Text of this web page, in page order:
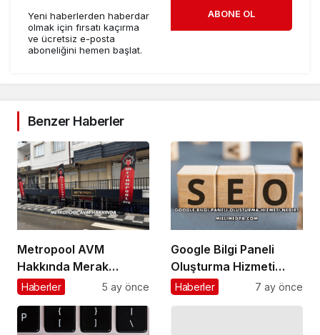
Yeni haberlerden haberdar
olmak için fırsatı kaçırma
ve ücretsiz e-posta
aboneliğini hemen başlat.
ABONE OL
Benzer Haberler
Metropool AVM
Hakkında Merak
Edilenler ve Hizmet
Haberler 5 ay önce
Google Bilgi Paneli
Oluşturma Hizmeti
Nedir?
Haberler 7 ay önce